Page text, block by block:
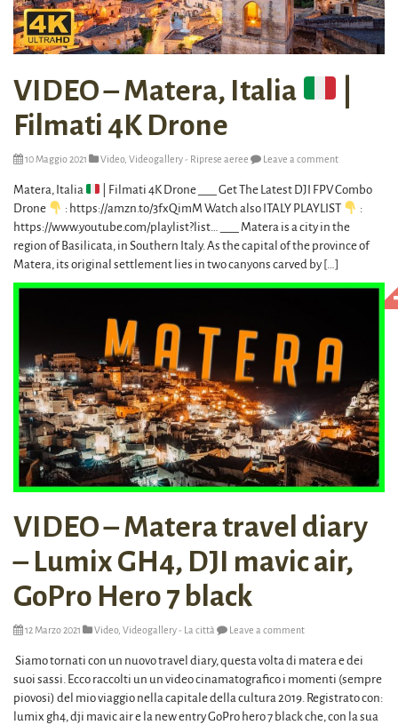
VIDEO – Matera, Italia
Filmati 4K Drone
10 Maggio 2021 Video, Videogallery - Riprese aeree Leave a comment
Matera, Italia
| Filmati 4K Drone ___ Get The Latest DJI FPV Combo
Drone
: https://amzn.to/3fxQimM​​​​​​ Watch also ITALY PLAYLIST
:
https://www.youtube.com/playlist?list…​ ___ Matera is a city in the
region of Basilicata, in Southern Italy. As the capital of the province of
Matera, its original settlement lies in two canyons carved by […]
VIDEO – Matera travel diary
– Lumix GH4, DJI mavic air,
GoPro Hero 7 black
12 Marzo 2021 Video, Videogallery - La città Leave a comment
Siamo tornati con un nuovo travel diary, questa volta di matera e dei
suoi sassi. Ecco raccolti un un video cinamatografico i momenti (sempre
piovosi) del mio viaggio nella capitale della cultura 2019. Registrato con:
lumix gh4, dji mavic air e la new entry GoPro hero 7 black che, con la sua